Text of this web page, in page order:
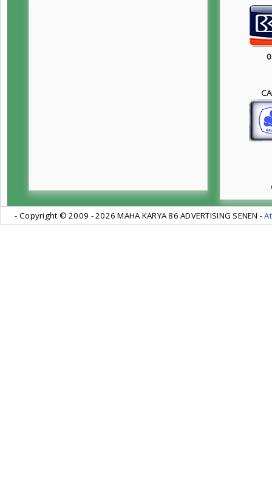
- Copyright © 2009 -2026 MAHA KARYA 86 ADVERTISING SENEN -